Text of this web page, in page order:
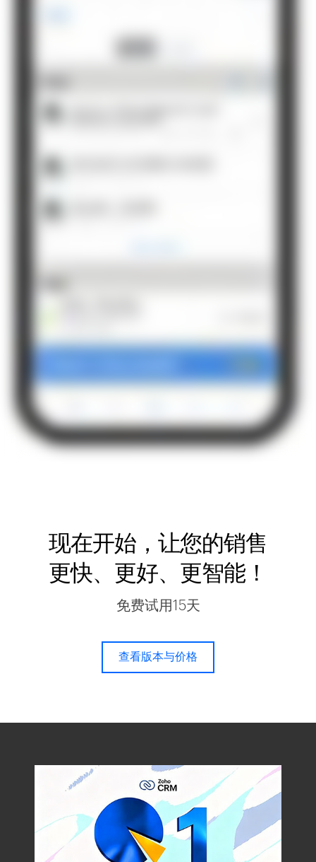
现在开始，让您的销售
更快、更好、更智能！
免费试用15天
查看版本与价格